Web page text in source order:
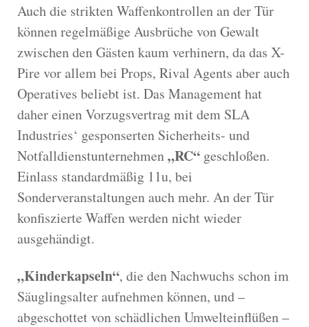
Auch die strikten Waffenkontrollen an der Tür
können regelmäßige Ausbrüche von Gewalt
zwischen den Gästen kaum verhinern, da das X-
Pire vor allem bei Props, Rival Agents aber auch
Operatives beliebt ist. Das Management hat
daher einen Vorzugsvertrag mit dem SLA
Industries‘ gesponserten Sicherheits- und
Notfalldienstunternehmen„RC“ geschloßen.
Einlass standardmäßig 11u, bei
Sonderveranstaltungen auch mehr. An der Tür
konfiszierte Waffen werden nicht wieder
ausgehändigt.
„Kinderkapseln“, die den Nachwuchs schon im
Säuglingsalter aufnehmen können, und –
abgeschottet von schädlichen Umwelteinflüßen –